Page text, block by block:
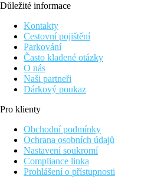
Důležité informace
Kontakty
Cestovní pojištění
Parkování
Často kladené otázky
O nás
Naši partneři
Dárkový poukaz
Pro klienty
Obchodní podmínky
Ochrana osobních údajů
Nastavení soukromí
Compliance linka
Prohlášení o přístupnosti